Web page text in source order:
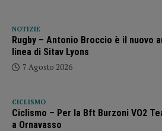
NOTIZIE
Rugby – Antonio Broccio è il nuovo
linea di Sitav Lyons
7 Agosto 2026
CICLISMO
Ciclismo – Per la Bft Burzoni VO2
a Ornavasso